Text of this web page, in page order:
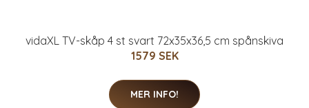
vidaXL TV-skåp 4 st svart 72x35x36,5 cm spånskiva
1579 SEK
MER INFO!